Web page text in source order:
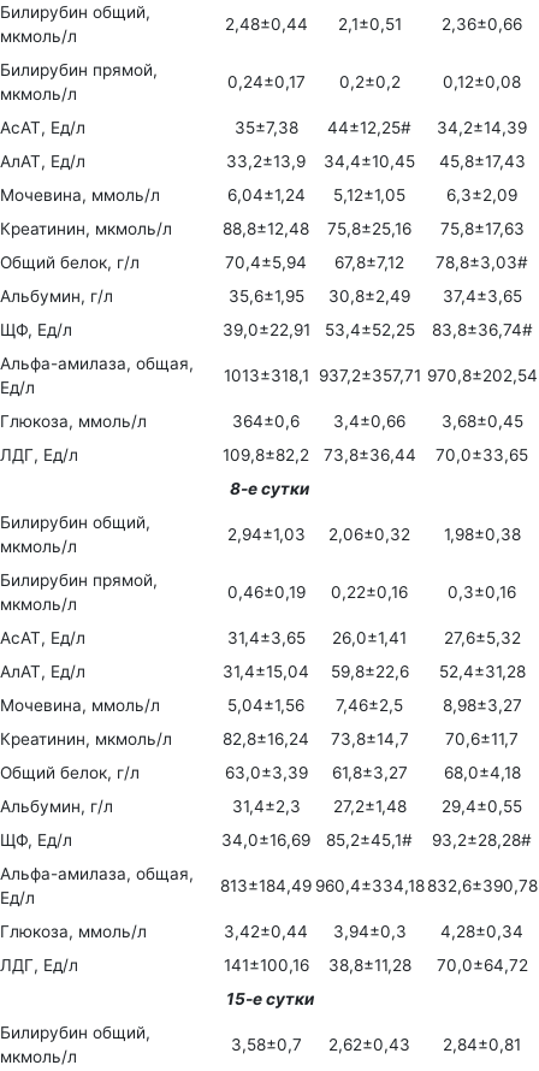
Билирубин общий,
мкмоль/л
2,48±0,44 2,1±0,51 2,36±0,66
Билирубин прямой,
мкмоль/л
0,24±0,17 0,2±0,2 0,12±0,08
АсАТ, Ед/л 35±7,38 44±12,25#
34,2±14,39
АлАТ, Ед/л
33,2±13,9 34,4±10,45
45,8±17,43
Мочевина, ммоль/л
6,04±1,24 5,12±1,05
6,3±2,09
Креатинин, мкмоль/л
88,8±12,48 75,8±25,16
75,8±17,63
Общий белок, г/л
70,4±5,94 67,8±7,12
78,8±3,03#
Альбумин, г/л
35,6±1,95 30,8±2,49
37,4±3,65
ЩФ, Ед/л
39,0±22,91 53,4±52,25
83,8±36,74#
Альфа-амилаза, общая,
Ед/л
1013±318,1 937,2±357,71 970,8±202,54
Глюкоза, ммоль/л 364±0,6 3,4±0,66
3,68±0,45
ЛДГ, Ед/л
109,8±82,2 73,8±36,44
70,0±33,65
8-е сутки
Билирубин общий,
мкмоль/л
2,94±1,03 2,06±0,32 1,98±0,38
Билирубин прямой,
мкмоль/л
0,46±0,19 0,22±0,16 0,3±0,16
АсАТ, Ед/л 31,4±3,65 26,0±1,41
27,6±5,32
АлАТ, Ед/л
31,4±15,04 59,8±22,6
52,4±31,28
Мочевина, ммоль/л
5,04±1,56 7,46±2,5
8,98±3,27
Креатинин, мкмоль/л
82,8±16,24 73,8±14,7
70,6±11,7
Общий белок, г/л
63,0±3,39 61,8±3,27
68,0±4,18
Альбумин, г/л
31,4±2,3 27,2±1,48
29,4±0,55
ЩФ, Ед/л
34,0±16,69 85,2±45,1#
93,2±28,28#
Альфа-амилаза, общая,
Ед/л
813±184,49 960,4±334,18832,6±390,78
Глюкоза, ммоль/л 3,42±0,44 3,94±0,3
4,28±0,34
ЛДГ, Ед/л
141±100,16 38,8±11,28
70,0±64,72
15-е сутки
Билирубин общий,
мкмоль/л
3,58±0,7 2,62±0,43 2,84±0,81